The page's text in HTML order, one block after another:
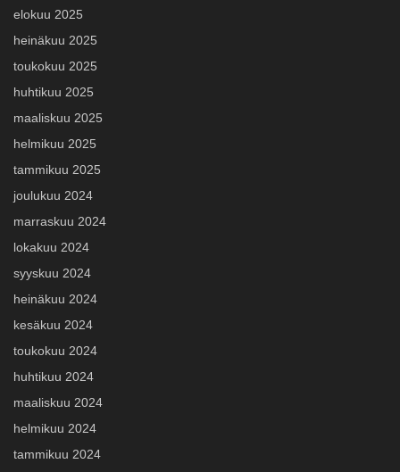
elokuu 2025
heinäkuu 2025
toukokuu 2025
huhtikuu 2025
maaliskuu 2025
helmikuu 2025
tammikuu 2025
joulukuu 2024
marraskuu 2024
lokakuu 2024
syyskuu 2024
heinäkuu 2024
kesäkuu 2024
toukokuu 2024
huhtikuu 2024
maaliskuu 2024
helmikuu 2024
tammikuu 2024